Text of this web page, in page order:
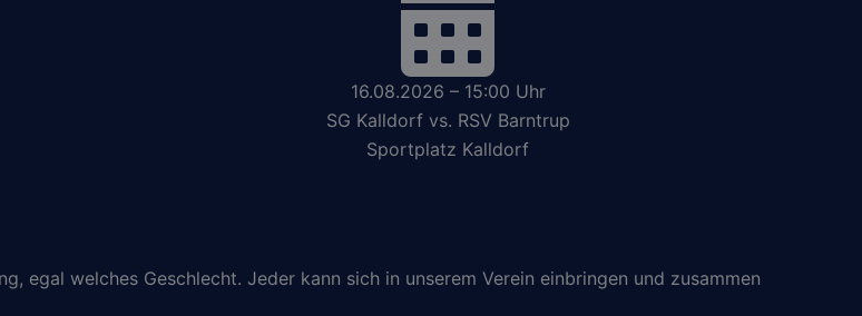
16.08.2026 – 15:00 Uhr
SG Kalldorf vs. RSV Barntrup
Sportplatz Kalldorf
egal welches Geschlecht. Jeder kann sich in unserem Verein einbringen und zusammen